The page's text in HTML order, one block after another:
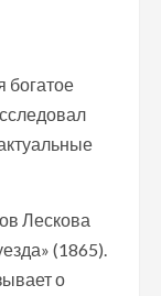
богатое
Лескова
(1865).
о